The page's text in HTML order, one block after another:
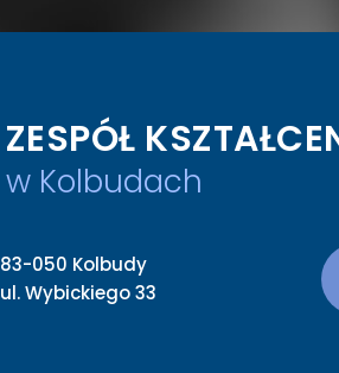
ZESPÓŁ
w Kolbudach
Adres pocztowy:
83-050 Kolbudy
ul. Wybickiego 33